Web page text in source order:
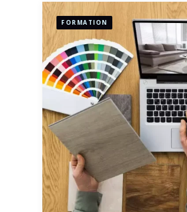
FORMATION